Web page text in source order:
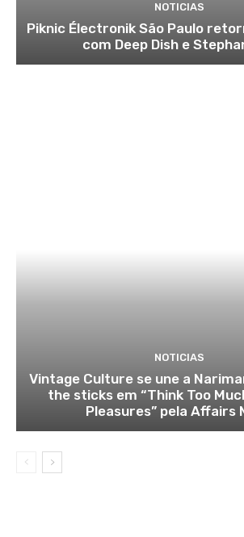
NOTICIAS
Piknic Électronik São Paulo
com Deep Dish e
NOTICIAS
Vintage Culture se une a
the sticks em “Think Too
Pleasures” pela Affairs